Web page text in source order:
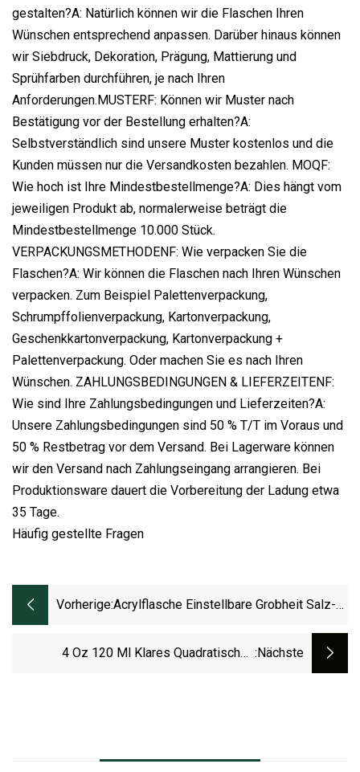
gestalten?A: Natürlich können wir die Flaschen Ihren
Wünschen entsprechend anpassen. Darüber hinaus können
wir Siebdruck, Dekoration, Prägung, Mattierung und
Sprühfarben durchführen, je nach Ihren
Anforderungen.MUSTERF: Können wir Muster nach
Bestätigung vor der Bestellung erhalten?A:
Selbstverständlich sind unsere Muster kostenlos und die
Kunden müssen nur die Versandkosten bezahlen. MOQF:
Wie hoch ist Ihre Mindestbestellmenge?A: Dies hängt vom
jeweiligen Produkt ab, normalerweise beträgt die
Mindestbestellmenge 10.000 Stück.
VERPACKUNGSMETHODENF: Wie verpacken Sie die
Flaschen?A: Wir können die Flaschen nach Ihren Wünschen
verpacken. Zum Beispiel Palettenverpackung,
Schrumpffolienverpackung, Kartonverpackung,
Geschenkkartonverpackung, Kartonverpackung +
Palettenverpackung. Oder machen Sie es nach Ihren
Wünschen. ZAHLUNGSBEDINGUNGEN & LIEFERZEITENF:
Wie sind Ihre Zahlungsbedingungen und Lieferzeiten?A:
Unsere Zahlungsbedingungen sind 50 % T/T im Voraus und
50 % Restbetrag vor dem Versand. Bei Lagerware können
wir den Versand nach Zahlungseingang arrangieren. Bei
Produktionsware dauert die Vorbereitung der Ladung etwa
35 Tage.
Häufig gestellte Fragen
Vorherige:Acrylflasche Einstellbare Grobheit Salz-
4 Oz 120 Ml Klares Quadratisches :nächste